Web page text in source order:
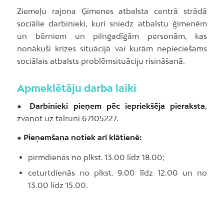
Ziemeļu rajona Ģimenes atbalsta centrā strādā
sociālie darbinieki, kuri sniedz atbalstu ģimenēm
un bērniem un pilngadīgām personām, kas
nonākuši krīzes situācijā vai kurām nepieciešams
sociālais atbalsts problēmsituāciju risināšanā.
Apmeklētāju darba laiki
● Darbinieki pieņem pēc iepriekšēja pieraksta,
zvanot uz tālruni 67105227.
● Pieņemšana notiek arī klātienē:
pirmdienās no plkst. 13.00 līdz 18.00;
ceturtdienās no plkst. 9.00 līdz 12.00 un no
13.00 līdz 15.00.